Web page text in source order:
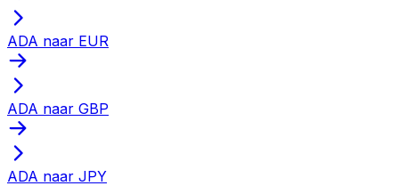
ADA naar EUR
ADA naar GBP
ADA naar JPY